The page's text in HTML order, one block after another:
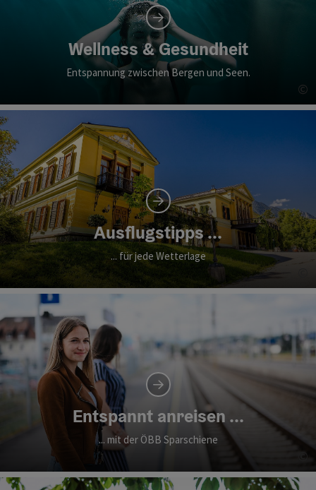
Wellness & Gesundheit
Entspannung zwischen Bergen und Seen.
©
Ausflugstipps ...
... für jede Wetterlage
Entspannt anreisen ...
... mit der ÖBB Sparschiene
©